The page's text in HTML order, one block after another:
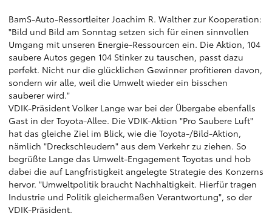
BamS-Auto-Ressortleiter Joachim R. Walther zur Kooperation:
"Bild und Bild am Sonntag setzen sich für einen sinnvollen
Umgang mit unseren Energie-Ressourcen ein. Die Aktion, 104
saubere Autos gegen 104 Stinker zu tauschen, passt dazu
perfekt. Nicht nur die glücklichen Gewinner profitieren davon,
sondern wir alle, weil die Umwelt wieder ein bisschen
sauberer wird."
VDIK-Präsident Volker Lange war bei der Übergabe ebenfalls
Gast in der Toyota-Allee. Die VDIK-Aktion "Pro Saubere Luft"
hat das gleiche Ziel im Blick, wie die Toyota-/Bild-Aktion,
nämlich "Dreckschleudern" aus dem Verkehr zu ziehen. So
begrüßte Lange das Umwelt-Engagement Toyotas und hob
dabei die auf Langfristigkeit angelegte Strategie des Konzerns
hervor. "Umweltpolitik braucht Nachhaltigkeit. Hierfür tragen
Industrie und Politik gleichermaßen Verantwortung", so der
VDIK-Präsident.